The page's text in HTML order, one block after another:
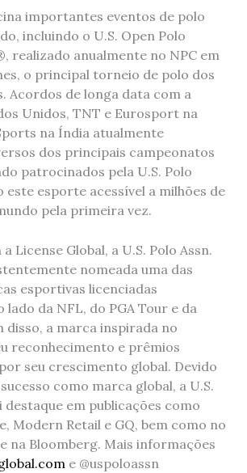
importantes eventos de polo
incluindo o U.S. Open Polo
realizado anualmente no NPC em
o principal torneio de polo dos
Acordos de longa data com a
Unidos, TNT e Eurosport na
na Índia atualmente
dos principais campeonatos
patrocinados pela U.S. Polo
este esporte acessível a milhões de
pela primeira vez.
License Global, a U.S. Polo Assn.
nomeada uma das
esportivas licenciadas
lado da NFL, do PGA Tour e da
disso, a marca inspirada no
reconhecimento e prêmios
seu crescimento global. Devido
como marca global, a U.S.
destaque em publicações como
Modern Retail e GQ, bem como no
na Bloomberg. Mais informações
e @uspoloassn